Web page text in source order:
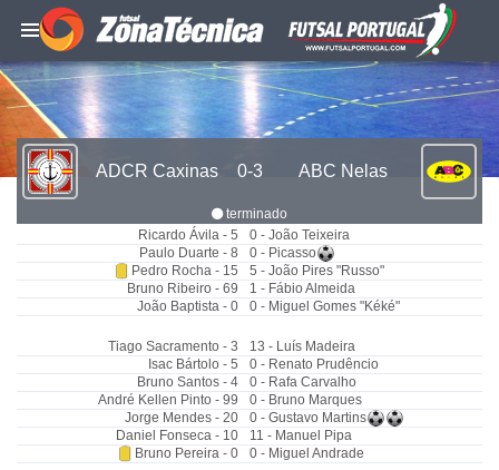
ADCR Caxinas 0-3 ABC Nelas
terminado
Ricardo Ávila - 5
Paulo Duarte - 8
Pedro Rocha - 15
Bruno Ribeiro - 69
João Baptista - 0
0 - João Teixeira
0 - Picasso
5 - João Pires "Russo"
1 - Fábio Almeida
0 - Miguel Gomes "Kéké"
Tiago Sacramento - 3
Isac Bártolo - 5
Bruno Santos - 4
André Kellen Pinto - 99
Jorge Mendes - 20
Daniel Fonseca - 10
Bruno Pereira - 0
13 - Luís Madeira
0 - Renato Prudêncio
0 - Rafa Carvalho
0 - Bruno Marques
0 - Gustavo Martins
11 - Manuel Pipa
0 - Miguel Andrade